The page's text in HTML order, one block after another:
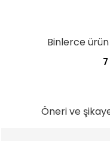
Binlerce
Öneri ve